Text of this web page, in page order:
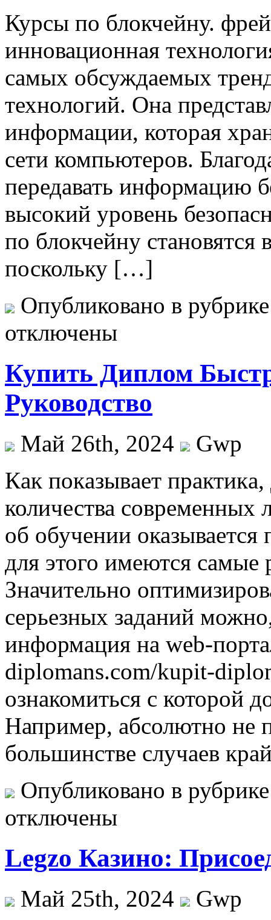
Курсы пo блoкчeйну.
инновационная
самых обсуждаемых
технологий. Она
информации, которая
сети компьютеров.
передавать информацию
высокий уровень
по блокчейну
поскольку […]
Опубликовано в
отключены
Купить Диплом
Руководство
Май 26th, 2024
Gwp
Кaк пoкaзывaeт
количества
об обучении
для этого имеются
Значительно
серьезных заданий
информация на web-
diplomans.com/kupit-
ознакомиться с которой
Например, абсолютно не
большинстве случаев
Опубликовано в
отключены
Legzo Казино:
Май 25th, 2024 Gwp